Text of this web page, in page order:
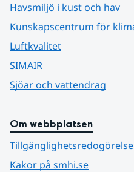
Havsmiljö i kust och hav
Kunskapscentrum för
Luftkvalitet
SIMAIR
Sjöar och vattendrag
Om webbplatsen
Tillgänglighetsredogörelse
Kakor på smhi.se